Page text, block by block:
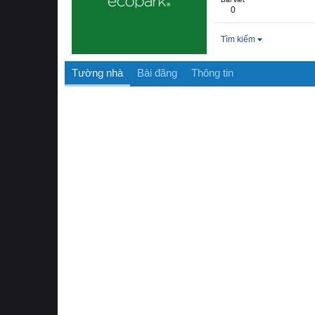
0
Tìm kiếm
Tường nhà Bài đăng Thông tin